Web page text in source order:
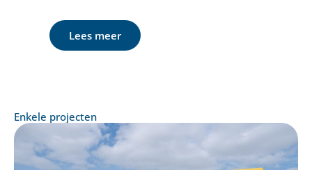
Lees meer
Enkele projecten